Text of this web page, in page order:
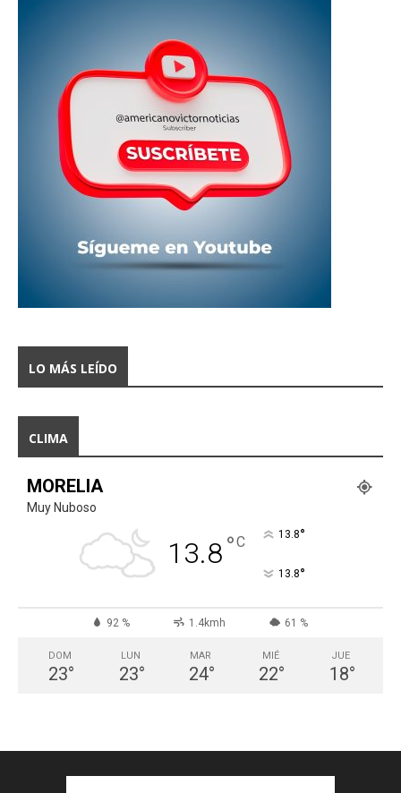
LO MÁS LEÍDO
CLIMA
MORELIA
Muy Nuboso
13.8°C 13.8°
13.8°
92 % 1.4kmh 61 %
DOM
23°
LUN
23°
MAR
24°
MIÉ
22°
JUE
18°